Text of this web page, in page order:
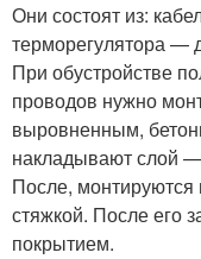
Они состоят из:
терморегулятора —
При обустройстве
проводов нужно
выровненным,
накладывают слой
После, монтируются
стяжкой. После его
покрытием.